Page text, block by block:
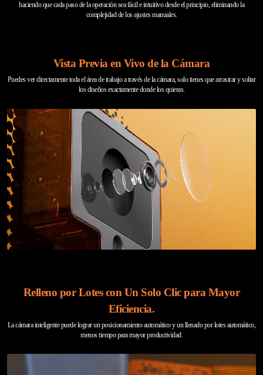
haciendo que cada paso de la operación sea fácil e intuitivo desde el principio, eliminando la
complejidad de los ajustes manuales.
Vista Previa en Vivo de la Cámara
Puedes ver directamente toda el área de trabajo a través de la cámara, solo tienes que arrastrar y soltar
los diseños exactamente donde los quieras.
Relleno por Lotes con Un Solo Clic para Mayor
Eficiencia.
La cámara inteligente puede lograr un posicionamiento automático y un llenado por lotes automático,
menos tiempo para mayor productividad.